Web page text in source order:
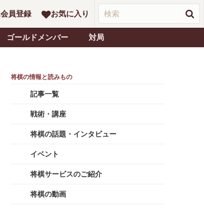
会員登録 お気に入り
ゴールドメンバー 対局
記事一覧
戦術・講座
将棋の話題・インタビュー
イベント
将棋サービスのご紹介
将棋の動画